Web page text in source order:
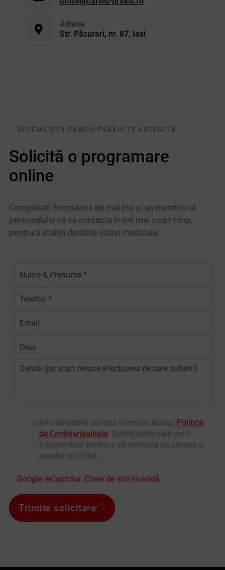
Adresa:
Str. Păcurari, nr. 87, Iasi
SPECIALIȘTII CARDIO-PRAXIS TE AȘTEAPTĂ
Solicită o programare
online
Completați formularul de mai jos și un membru al
personalului vă va contacta în cel mai scurt timp,
pentru a stabili detaliile vizitei medicale.
Prin trimiterea acestui formular accept Politica
de Confidențialitate. Datele personale vor fi
folosite doar pentru a vă contacta ca urmare a
acestei solicitări.
Google reCaptcha: Cheie de site invalidă.
Trimite solicitare